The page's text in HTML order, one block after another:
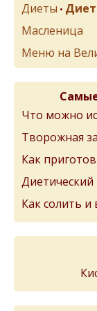
Диеты •
Масленица
Меню на
Что можно
Творожная
Как
Диетический
Как солить и